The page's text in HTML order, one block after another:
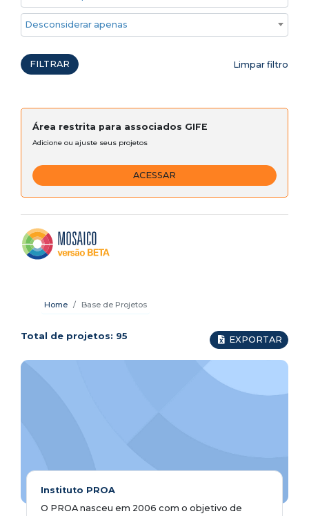
Desconsiderar apenas ações emergenciais
FILTRAR Limpar filtro
Área restrita para associados GIFE
Adicione ou ajuste seus projetos
ACESSAR
Home Base de Projetos
Total de projetos: 95 EXPORTAR
Instituto PROA
O PROA nasceu em 2006 com o objetivo de